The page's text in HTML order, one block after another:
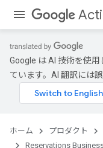
Google は AI 技術を使
ています。AI 翻訳には
ホーム プロダクト
Reservations